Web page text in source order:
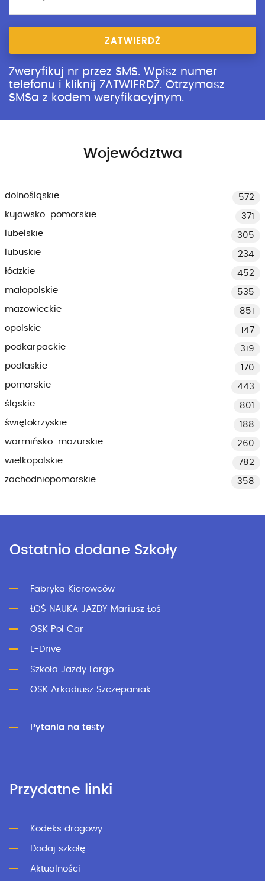
ZATWIERDŹ
Zweryfikuj nr przez SMS. Wpisz numer
telefonu i kliknij ZATWIERDŹ. Otrzymasz
SMSa z kodem weryfikacyjnym.
Województwa
dolnośląskie
572
kujawsko-pomorskie
371
lubelskie
305
lubuskie
234
łódzkie
452
małopolskie
535
mazowieckie
851
opolskie
147
podkarpackie
319
podlaskie
170
pomorskie
443
śląskie
801
świętokrzyskie
188
warmińsko-mazurskie
260
wielkopolskie
782
zachodniopomorskie
358
Ostatnio dodane Szkoły
Fabryka Kierowców
ŁOŚ NAUKA JAZDY Mariusz Łoś
OSK Pol Car
L-Drive
Szkoła Jazdy Largo
OSK Arkadiusz Szczepaniak
Pytania na testy
Przydatne linki
Kodeks drogowy
Dodaj szkołę
Aktualności